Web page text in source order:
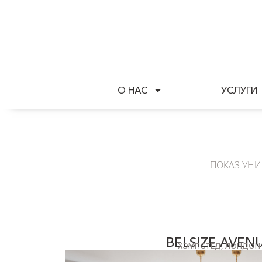
О НАС УСЛУГИ
ПОКАЗ
BELSIZE
ХЭМПСТЕД, ЛОНДОН